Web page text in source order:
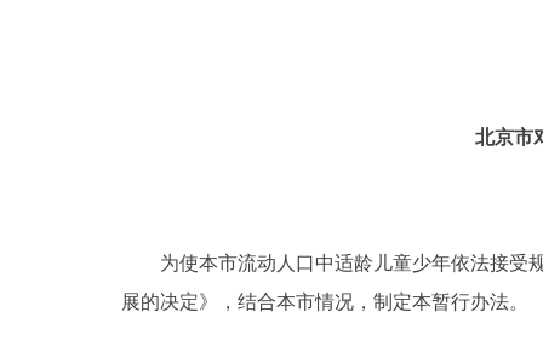
12345网上接诉即办
北京市
为使本市流动人口中适龄儿童少年依法接受规
展的决定》，结合本市情况，制定本暂行办法。